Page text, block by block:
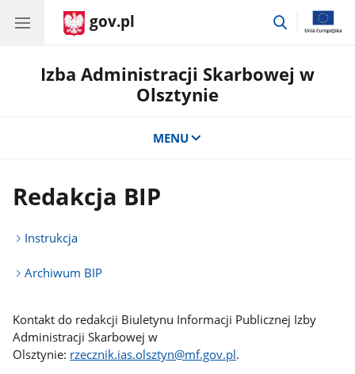
gov.pl
przejdź
Izba Administracji Skarbowej w
Olsztynie
MENU
Redakcja BIP
Instrukcja
Archiwum BIP
Kontakt do redakcji Biuletynu Informacji Publicznej Izby
Administracji Skarbowej w
Olsztynie: rzecznik.ias.olsztyn@mf.gov.pl.